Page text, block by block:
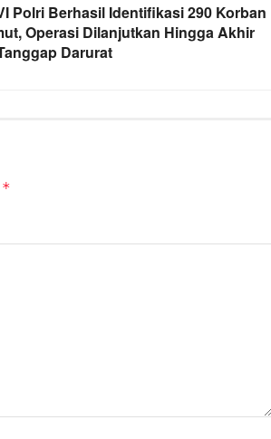
Polri Berhasil Identifikasi 290 Korban
Operasi Dilanjutkan Hingga Akhir
Darurat
*